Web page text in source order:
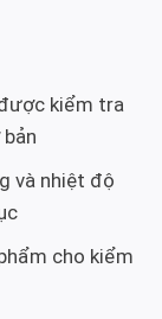
kiểm tra
và nhiệt độ
cho kiểm